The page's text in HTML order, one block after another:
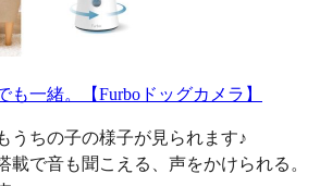
一緒。【Furboドッグカメラ】
うちの子の様子が見られます♪
載で音も聞こえる、声をかけられる。